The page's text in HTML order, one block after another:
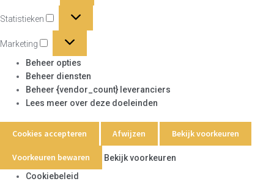
Statistieken
Marketing
Marketing
Beheer opties
Beheer diensten
Beheer {vendor_count} leveranciers
Lees meer over deze doeleinden
Cookies accepteren Afwijzen Bekijk voorkeuren
Voorkeuren bewaren
Bekijk voorkeuren
Cookiebeleid